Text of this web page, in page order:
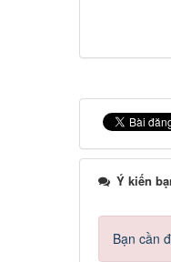
Ý kiến
Bạn cần